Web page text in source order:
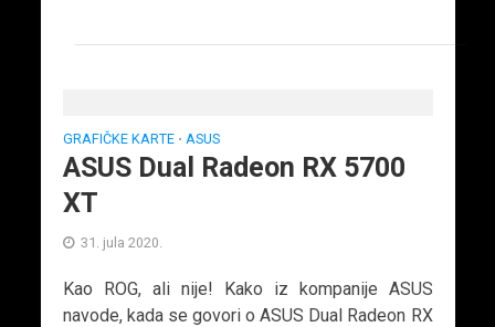
GRAFIČKE KARTE • ASUS
ASUS Dual Radeon RX 5700
XT
31. jula 2020.
Kao ROG, ali nije! Kako iz kompanije ASUS
navode, kada se govori o ASUS Dual Radeon RX